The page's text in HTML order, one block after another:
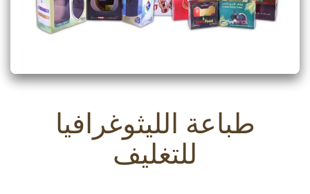
طباعة الليثوغرافيا
للتغليف